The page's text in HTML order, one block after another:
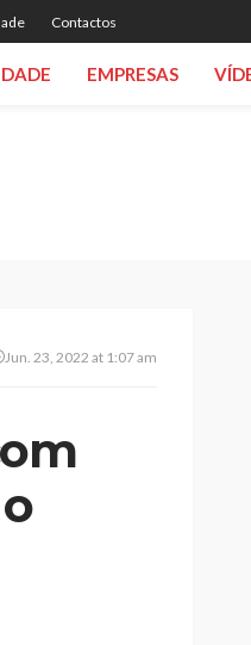
Contactos
EMPRESAS
empresarial Lusopark
Jun. 23, 2022 at 1:07 am